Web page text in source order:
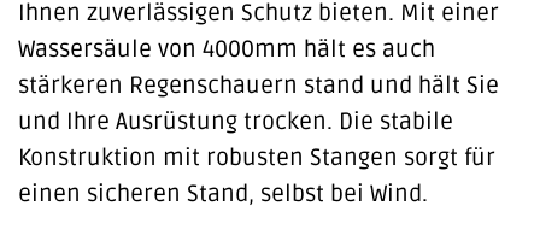
Ihnen zuverlässigen Schutz bieten. Mit einer
Wassersäule von 4000mm hält es auch
stärkeren Regenschauern stand und hält Sie
und Ihre Ausrüstung trocken. Die stabile
Konstruktion mit robusten Stangen sorgt für
einen sicheren Stand, selbst bei Wind.